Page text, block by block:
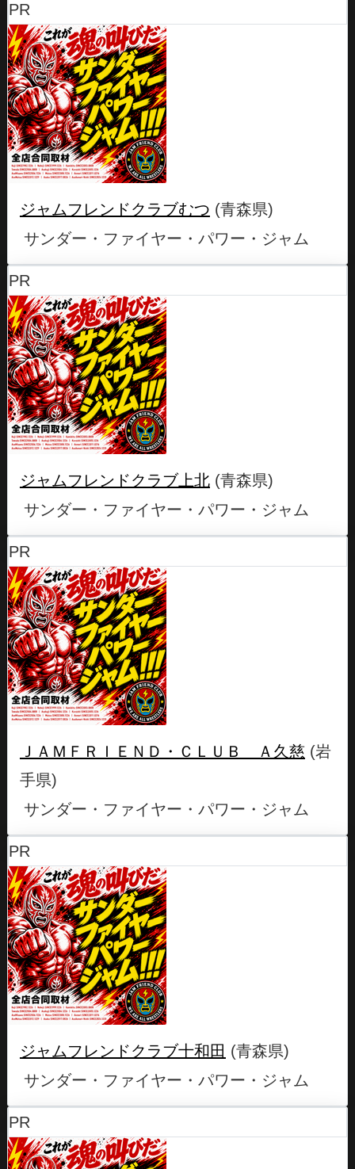
PR
ジャムフレンドクラブむつ (青森県)
サンダー・ファイヤー・パワー・ジャム
PR
ジャムフレンドクラブ上北 (青森県)
サンダー・ファイヤー・パワー・ジャム
PR
ＪＡＭＦＲＩＥＮＤ・ＣＬＵＢ Ａ久慈 (岩
手県)
サンダー・ファイヤー・パワー・ジャム
PR
ジャムフレンドクラブ十和田 (青森県)
サンダー・ファイヤー・パワー・ジャム
PR